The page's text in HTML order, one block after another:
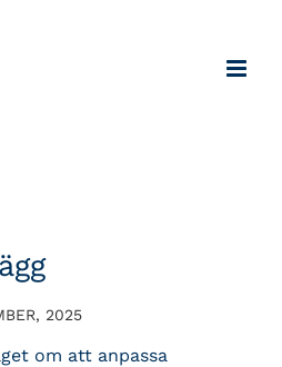
2025
om att anpassa